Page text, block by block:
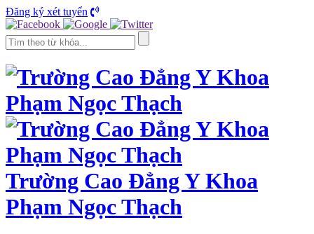
Đăng ký xét tuyển
Trường Cao Đẳng Y Khoa
Phạm Ngọc Thạch